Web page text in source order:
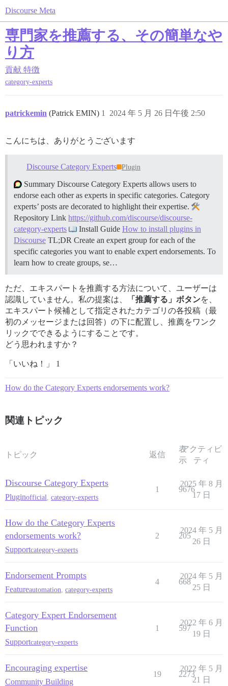
Discourse Meta
専門家を推薦する、その簡単なや
り方
貢献 特徴
category-experts
patrickemin (Patrick EMIN) 2024 年 5 月 26 日午後 2:50
1
こんにちは、ありがとうございます
Discourse Category Experts Plugin
Summary Discourse Category Experts allows users to
endorse each other as experts in specific categories. Category
experts’ posts are decorated to highlight their expertise.
Repository Link https://github.com/discourse/discourse-
category-experts
Install Guide How to install plugins in
Discourse TL;DR Create an expert group for each of the
specific categories you want to enable expert endorsements. To
learn how to create groups, se…
ただ、エキスパートを推薦する方法について、ユーザーは
認識していません。私の提案は、
「推薦する」ボタンを、
エキスパート候補として指定されたカテゴリの各投稿（最
初のメッセージまたは回答）の下に配置し、推薦をワンク
リックでできるようにすることです。
どう思われますか？
「いいね！」 1
How do the Category Experts endorsements work?
関連トピック
トピック 返信
表
示
アクティビ
ティ
Discourse Category Experts
Pluginofficial category-experts
1 9676
2025 年 8 月
17 日
How do the Category Experts
endorsements work?
Supportcategory-experts
2 205
2024 年 5 月
26 日
Endorsement Prompts
Featureautomation category-experts
4 668
2024 年 5 月
25 日
Category Expert Endorsement
Function
Supportcategory-experts
1 597
2022 年 6 月
19 日
Encouraging expertise
Community Building
19 2273
2022 年 5 月
21 日